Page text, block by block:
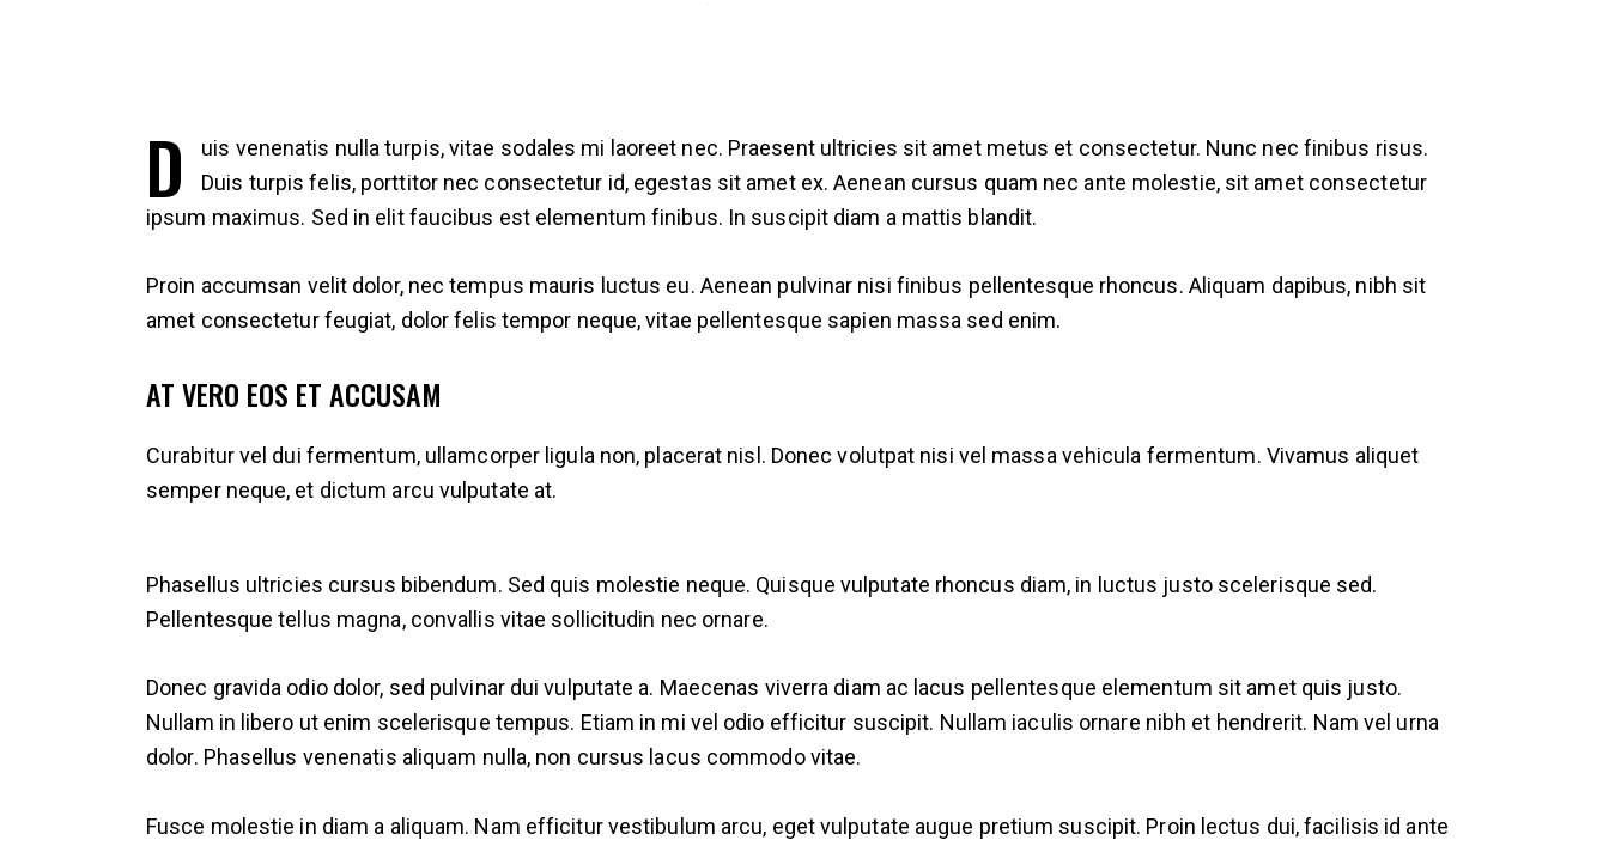
D
uis venenatis nulla turpis, vitae sodales mi laoreet nec. Praesent ultricies sit amet metus et consectetur. Nunc nec finibus risus.
Duis turpis felis, porttitor nec consectetur id, egestas sit amet ex. Aenean cursus quam nec ante molestie, sit amet consectetur
ipsum maximus. Sed in elit faucibus est elementum finibus. In suscipit diam a mattis blandit.
Proin accumsan velit dolor, nec tempus mauris luctus eu. Aenean pulvinar nisi finibus pellentesque rhoncus. Aliquam dapibus, nibh sit
amet consectetur feugiat, dolor felis tempor neque, vitae pellentesque sapien massa sed enim.
AT VERO EOS ET ACCUSAM
Curabitur vel dui fermentum, ullamcorper ligula non, placerat nisl. Donec volutpat nisi vel massa vehicula fermentum. Vivamus aliquet
semper neque, et dictum arcu vulputate at.
Phasellus ultricies cursus bibendum. Sed quis molestie neque. Quisque vulputate rhoncus diam, in luctus justo scelerisque sed.
Pellentesque tellus magna, convallis vitae sollicitudin nec ornare.
Donec gravida odio dolor, sed pulvinar dui vulputate a. Maecenas viverra diam ac lacus pellentesque elementum sit amet quis justo.
Nullam in libero ut enim scelerisque tempus. Etiam in mi vel odio efficitur suscipit. Nullam iaculis ornare nibh et hendrerit. Nam vel urna
dolor. Phasellus venenatis aliquam nulla, non cursus lacus commodo vitae.
Fusce molestie in diam a aliquam. Nam efficitur vestibulum arcu, eget vulputate augue pretium suscipit. Proin lectus dui, facilisis id ante